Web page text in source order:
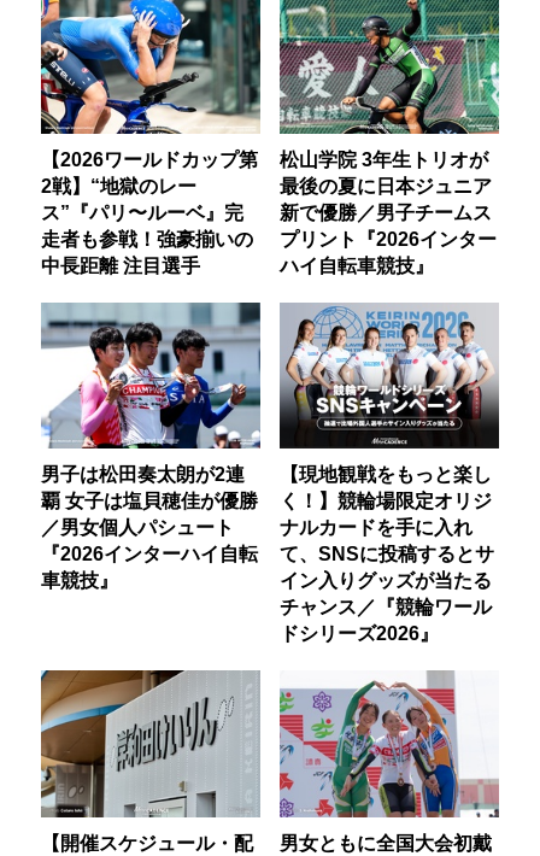
【2026ワールドカップ第
2戦】“地獄のレー
ス”『パリ〜ルーベ』完
走者も参戦！強豪揃いの
中長距離 注目選手
松山学院 3年生トリオが
最後の夏に日本ジュニア
新で優勝／男子チームス
プリント『2026インター
ハイ自転車競技』
男子は松田奏太朗が2連
覇 女子は塩貝穂佳が優勝
／男女個人パシュート
『2026インターハイ自転
車競技』
【現地観戦をもっと楽し
く！】競輪場限定オリジ
ナルカードを手に入れ
て、SNSに投稿するとサ
イン入りグッズが当たる
チャンス／『競輪ワール
ドシリーズ2026』
【開催スケジュール・配
男女ともに全国大会初戴